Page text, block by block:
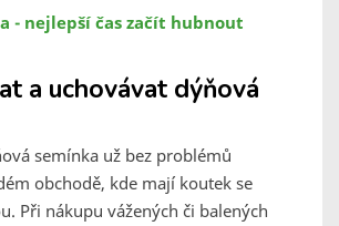
- nejlepší čas začít hubnout
a uchovávat dýňová
semínka už bez problémů
obchodě, kde mají koutek se
Při nákupu vážených či balených